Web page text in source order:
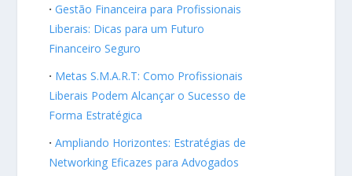
Gestão Financeira para Profissionais
Liberais: Dicas para um Futuro
Financeiro Seguro
Metas S.M.A.R.T: Como Profissionais
Liberais Podem Alcançar o Sucesso de
Forma Estratégica
Ampliando Horizontes: Estratégias de
Networking Eficazes para Advogados